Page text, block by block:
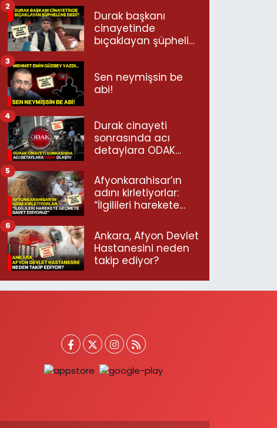
neler dedi?
Durak başkanı
cinayetinde
bıçaklayan şüpheli
2
Sen neymişsin be
abi!
3
Durak cinayeti
sonrasında acı
detaylara ODAK
4
Afyonkarahisar’ın
adını kirletiyorlar:
“İlgilileri harekete
ediyoruz”
5
Ankara, Afyon Devlet
Hastanesini neden
takip ediyor?
6